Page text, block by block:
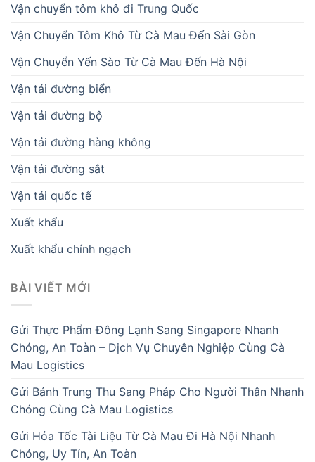
Vận chuyển tôm khô đi Trung Quốc
Vận Chuyển Tôm Khô Từ Cà Mau Đến Sài Gòn
Vận Chuyển Yến Sào Từ Cà Mau Đến Hà Nội
Vận tải đường biển
Vận tải đường bộ
Vận tải đường hàng không
Vận tải đường sắt
Vận tải quốc tế
Xuất khẩu
Xuất khẩu chính ngạch
BÀI VIẾT MỚI
Gửi Thực Phẩm Đông Lạnh Sang Singapore Nhanh
Chóng, An Toàn – Dịch Vụ Chuyên Nghiệp Cùng Cà
Mau Logistics
Gửi Bánh Trung Thu Sang Pháp Cho Người Thân Nhanh
Chóng Cùng Cà Mau Logistics
Gửi Hỏa Tốc Tài Liệu Từ Cà Mau Đi Hà Nội Nhanh
Chóng, Uy Tín, An Toàn